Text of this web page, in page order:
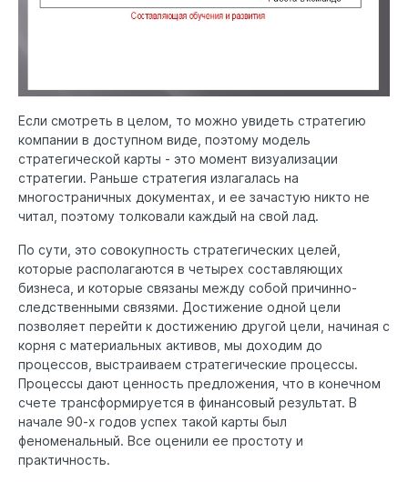
Если смотреть в целом, то можно увидеть стратегию
компании в доступном виде, поэтому модель
стратегической карты - это момент визуализации
стратегии. Раньше стратегия излагалась на
многостраничных документах, и ее зачастую никто не
читал, поэтому толковали каждый на свой лад.
По сути, это совокупность стратегических целей,
которые располагаются в четырех составляющих
бизнеса, и которые связаны между собой причинно-
следственными связями. Достижение одной цели
позволяет перейти к достижению другой цели, начиная с
корня с материальных активов, мы доходим до
процессов, выстраиваем стратегические процессы.
Процессы дают ценность предложения, что в конечном
счете трансформируется в финансовый результат. В
начале 90-х годов успех такой карты был
феноменальный. Все оценили ее простоту и
практичность.